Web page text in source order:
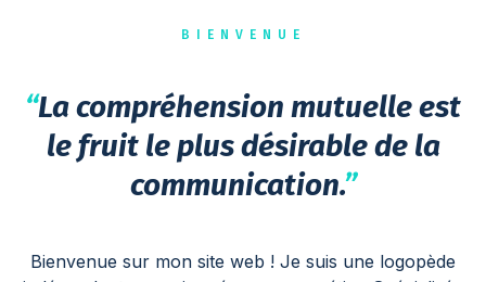
BIENVENUE
“La compréhension mutuelle est
le fruit le plus désirable de la
communication.”
Bienvenue sur mon site web ! Je suis une logopède